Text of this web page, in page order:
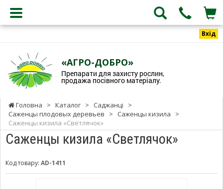
Вхід
«АГРО-ДОБРО»
Препарати для захисту рослин,
продажа посівного матеріалу.
Головна > Каталог > Саджанці
>
Саженцы плодовых деревьев
> Саженцы кизила
>
Саженцы кизила «Светлячок»
Саженцы кизила «Светлячок»
Код товару: AD-1411